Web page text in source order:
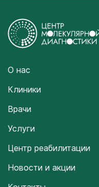
О нас
Клиники
Врачи
Услуги
Центр реабилитации
Новости и акции